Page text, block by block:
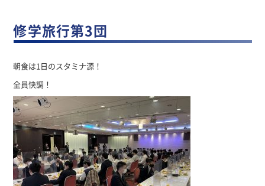
修学旅行第3団
朝食は1日のスタミナ源！
全員快調！